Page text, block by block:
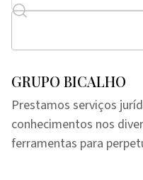
GRUPO BICALHO
Prestamos serviços
conhecimentos nos
ferramentas para